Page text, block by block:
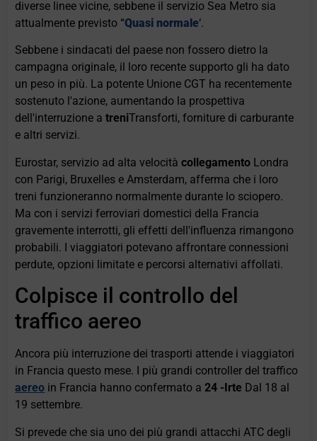
diverse linee vicine, sebbene il servizio Sea Metro sia
attualmente previsto “Quasi normale‘.
Sebbene i sindacati del paese non fossero dietro la
campagna originale, il loro recente supporto gli ha dato
un peso in più. La potente Unione CGT ha recentemente
sostenuto l'azione, aumentando la prospettiva
dell'interruzione atreniTransforti, forniture di carburante
e altri servizi.
Eurostar, servizio ad alta velocitàcollegamento Londra
con Parigi, Bruxelles e Amsterdam, afferma che i loro
treni funzioneranno normalmente durante lo sciopero.
Ma con i servizi ferroviari domestici della Francia
gravemente interrotti, gli effetti dell'influenza rimangono
probabili. I viaggiatori potevano affrontare connessioni
perdute, opzioni limitate e percorsi alternativi affollati.
Colpisce il controllo del
traffico aereo
Ancora più interruzione dei trasporti attende i viaggiatori
in Francia questo mese. I più grandi controller del traffico
aereo in Francia hanno confermato a24 -Irte Dal 18 al
19 settembre.
Si prevede che sia uno dei più grandi attacchi ATC degli